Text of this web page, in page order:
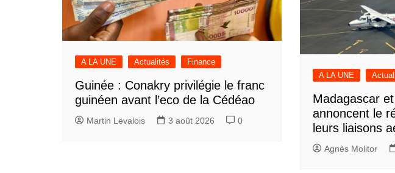
A LA UNE Actualités Finance
Guinée : Conakry privilégie le franc
guinéen avant l’eco de la Cédéao
Martin Levalois 3 août 2026 0
A LA UNE
Madagascar
annoncent le
leurs liaisons
Agnès Molitor